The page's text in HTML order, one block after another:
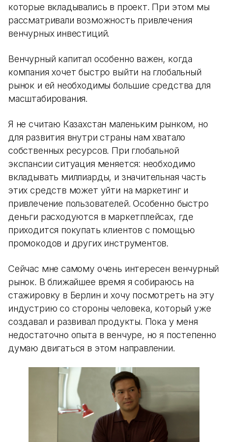
которые вкладывались в проект. При этом мы
рассматривали возможность привлечения
венчурных инвестиций.
Венчурный капитал особенно важен, когда
компания хочет быстро выйти на глобальный
рынок и ей необходимы большие средства для
масштабирования.
Я не считаю Казахстан маленьким рынком, но
для развития внутри страны нам хватало
собственных ресурсов. При глобальной
экспансии ситуация меняется: необходимо
вкладывать миллиарды, и значительная часть
этих средств может уйти на маркетинг и
привлечение пользователей. Особенно быстро
деньги расходуются в маркетплейсах, где
приходится покупать клиентов с помощью
промокодов и других инструментов.
Сейчас мне самому очень интересен венчурный
рынок. В ближайшее время я собираюсь на
стажировку в Берлин и хочу посмотреть на эту
индустрию со стороны человека, который уже
создавал и развивал продукты. Пока у меня
недостаточно опыта в венчуре, но я постепенно
думаю двигаться в этом направлении.